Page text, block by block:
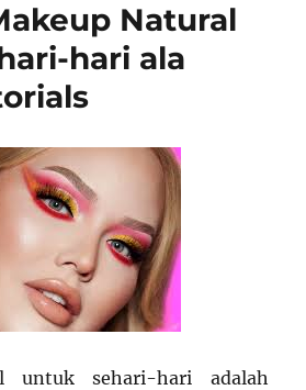
Natural
hari ala
untuk sehari-hari adalah